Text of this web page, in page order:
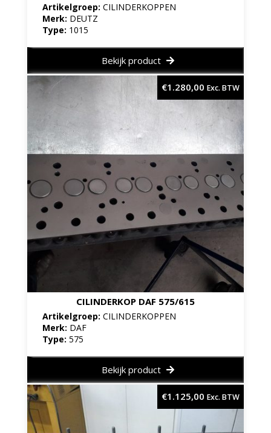
Artikelgroep: CILINDERKOPPEN
Merk: DEUTZ
Type: 1015
Bekijk product
CILINDERKOP DAF 575/615
Artikelgroep: CILINDERKOPPEN
Merk: DAF
Type: 575
€1.280,00 Exc. BTW
Bekijk product
€1.125,00 Exc. BTW